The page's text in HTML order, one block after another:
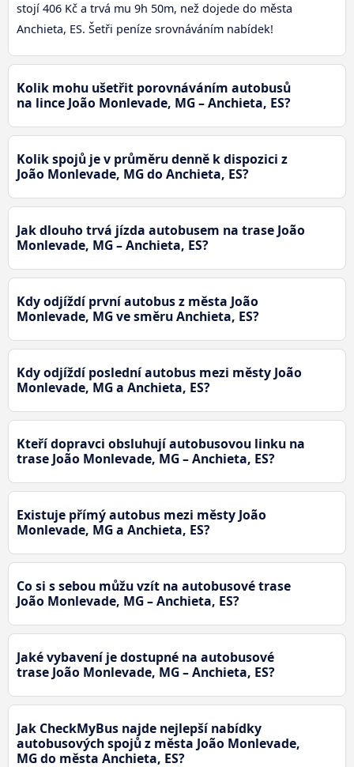
stojí 406 Kč a trvá mu 9h 50m, než dojede do města
Anchieta, ES. Šetři peníze srovnáváním nabídek!
Kolik mohu ušetřit porovnáváním autobusů
na lince João Monlevade, MG – Anchieta, ES?
Kolik spojů je v průměru denně k dispozici z
João Monlevade, MG do Anchieta, ES?
Jak dlouho trvá jízda autobusem na trase João
Monlevade, MG – Anchieta, ES?
Kdy odjíždí první autobus z města João
Monlevade, MG ve směru Anchieta, ES?
Kdy odjíždí poslední autobus mezi městy João
Monlevade, MG a Anchieta, ES?
Kteří dopravci obsluhují autobusovou linku na
trase João Monlevade, MG – Anchieta, ES?
Existuje přímý autobus mezi městy João
Monlevade, MG a Anchieta, ES?
Co si s sebou můžu vzít na autobusové trase
João Monlevade, MG – Anchieta, ES?
Jaké vybavení je dostupné na autobusové
trase João Monlevade, MG – Anchieta, ES?
Jak CheckMyBus najde nejlepší nabídky
autobusových spojů z města João Monlevade,
MG do města Anchieta, ES?